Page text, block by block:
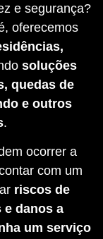
e segurança?
oferecemos
soluções
quedas de
e outros
.
ocorrer a
com um
riscos de
danos a
um serviço